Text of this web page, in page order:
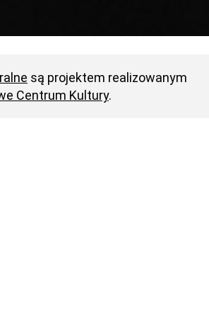
są projektem realizowanym
Centrum Kultury.